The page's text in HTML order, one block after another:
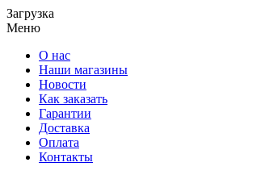
Загрузка
Меню
О нас
Наши магазины
Новости
Как заказать
Гарантии
Доставка
Оплата
Контакты